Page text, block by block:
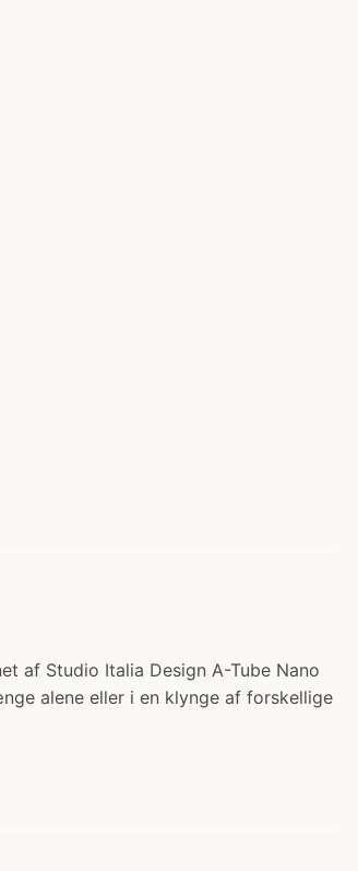
af Studio Italia Design A-Tube Nano
alene eller i en klynge af forskellige